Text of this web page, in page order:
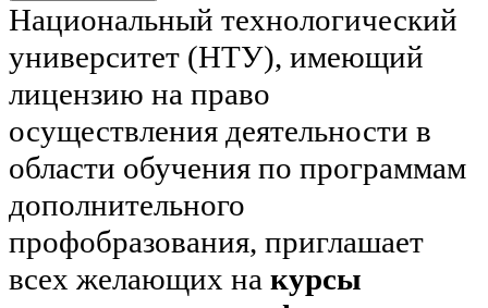
Национальный технологический
университет (НТУ), имеющий
лицензию на право
осуществления деятельности в
области обучения по программам
дополнительного
профобразования, приглашает
всех желающих на курсы